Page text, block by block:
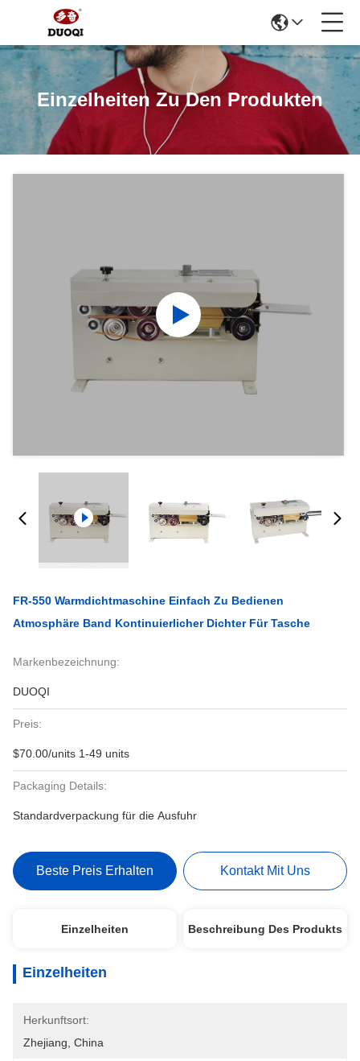
Einzelheiten Zu Den Produkten
FR-550 Warmdichtmaschine Einfach Zu Bedienen
Atmosphäre Band Kontinuierlicher Dichter Für Tasche
Markenbezeichnung:
DUOQI
Preis:
$70.00/units 1-49 units
Packaging Details:
Standardverpackung für die Ausfuhr
Beste Preis Erhalten Kontakt Mit Uns
Einzelheiten Beschreibung Des Produkts
Einzelheiten
Herkunftsort:
Zhejiang, China